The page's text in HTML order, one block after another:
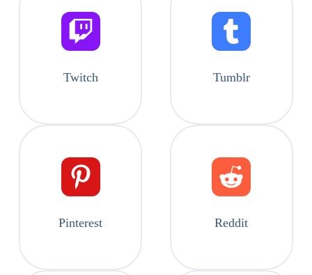
Twitch Tumblr
Pinterest Reddit